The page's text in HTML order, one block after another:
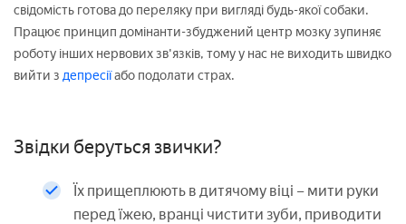
свідомість готова до переляку при вигляді будь-якої собаки.
Працює принцип домінанти-збуджений центр мозку зупиняє
роботу інших нервових зв'язків, тому у нас не виходить швидко
вийти з депресіїабо подолати страх.
Звідки беруться звички?
Їх прищеплюють в дитячому віці – мити руки
перед їжею, вранці чистити зуби, приводити